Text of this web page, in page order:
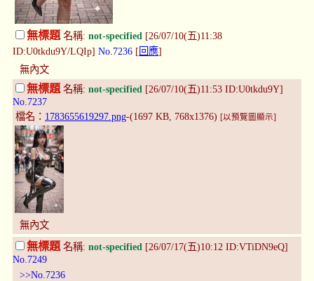
無標題名稱: not-specified [26/07/10(五)11:38
ID:U0tkdu9Y/LQIp] No.7236 [ 回應]
無內文
無標題名稱: not-specified [26/07/10(五)11:53 ID:U0tkdu9Y]
No.7237
檔名： 1783655619297.png-(1697 KB, 768x1376) [以預覽圖顯示]
無內文
無標題 名稱: not-specified [26/07/17(五)10:12 ID:VTiDN9eQ]
No.7249
>>No.7236